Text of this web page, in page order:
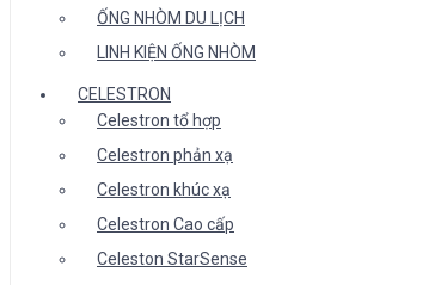
ỐNG NHÒM DU LỊCH
LINH KIỆN ỐNG NHÒM
CELESTRON
Celestron tổ hợp
Celestron phản xạ
Celestron khúc xạ
Celestron Cao cấp
Celeston StarSense